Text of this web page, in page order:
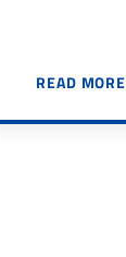
READ MORE